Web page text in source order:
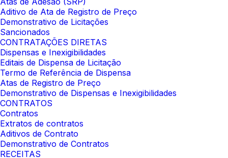
Aditivo de Ata de Registro de Preço
Demonstrativo de Licitações
Sancionados
CONTRATAÇÕES DIRETAS
Dispensas e Inexigibilidades
Editais de Dispensa de Licitação
Termo de Referência de Dispensa
Atas de Registro de Preço
Demonstrativo de Dispensas e Inexigibilidades
CONTRATOS
Contratos
Extratos de contratos
Aditivos de Contrato
Demonstrativo de Contratos
RECEITAS